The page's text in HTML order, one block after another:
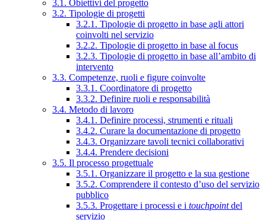
3.1. Obiettivi del progetto
3.2. Tipologie di progetti
3.2.1. Tipologie di progetto in base agli attori
coinvolti nel servizio
3.2.2. Tipologie di progetto in base al focus
3.2.3. Tipologie di progetto in base all’ambito di
intervento
3.3. Competenze, ruoli e figure coinvolte
3.3.1. Coordinatore di progetto
3.3.2. Definire ruoli e responsabilità
3.4. Metodo di lavoro
3.4.1. Definire processi, strumenti e rituali
3.4.2. Curare la documentazione di progetto
3.4.3. Organizzare tavoli tecnici collaborativi
3.4.4. Prendere decisioni
3.5. Il processo progettuale
3.5.1. Organizzare il progetto e la sua gestione
3.5.2. Comprendere il contesto d’uso del servizio
pubblico
3.5.3. Progettare i processi e i touchpointdel
servizio